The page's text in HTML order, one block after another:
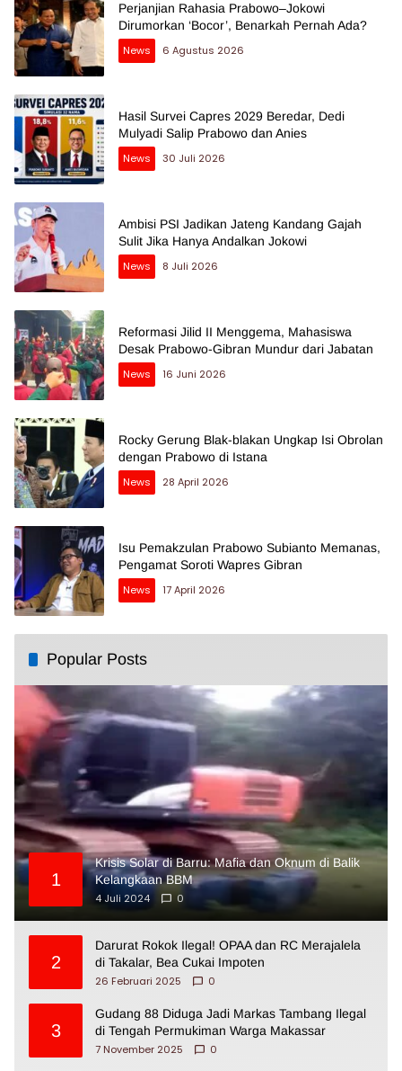
Perjanjian Rahasia Prabowo–Jokowi
Dirumorkan ‘Bocor’, Benarkah Pernah Ada?
News
6 Agustus 2026
Hasil Survei Capres 2029 Beredar, Dedi
Mulyadi Salip Prabowo dan Anies
News
30 Juli 2026
Ambisi PSI Jadikan Jateng Kandang Gajah
Sulit Jika Hanya Andalkan Jokowi
News
8 Juli 2026
Reformasi Jilid II Menggema, Mahasiswa
Desak Prabowo-Gibran Mundur dari Jabatan
News
16 Juni 2026
Rocky Gerung Blak-blakan Ungkap Isi Obrolan
dengan Prabowo di Istana
News
28 April 2026
Isu Pemakzulan Prabowo Subianto Memanas,
Pengamat Soroti Wapres Gibran
News
17 April 2026
Popular Posts
1
Krisis Solar di Barru: Mafia dan Oknum di Balik
Kelangkaan BBM
4 Juli 2024
0
2
Darurat Rokok Ilegal! OPAA dan RC Merajalela
di Takalar, Bea Cukai Impoten
26 Februari 2025
0
3
Gudang 88 Diduga Jadi Markas Tambang Ilegal
di Tengah Permukiman Warga Makassar
7 November 2025
0